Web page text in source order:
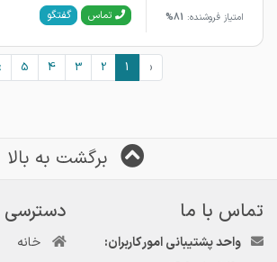
امتیاز فروشنده: 81% تماس گفتگو
‹
1
2
3
4
5
برگشت به بالا
تماس با ما
واحد پشتیبانی امور کاربران:
دسترسی
خانه